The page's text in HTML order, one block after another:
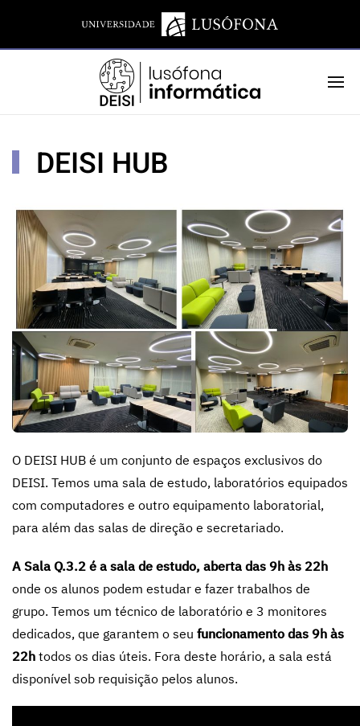
DEISI HUB
O DEISI HUB é um conjunto de espaços exclusivos do
DEISI. Temos uma sala de estudo, laboratórios equipados
com computadores e outro equipamento laboratorial,
para além das salas de direção e secretariado.
A Sala Q.3.2 é a sala de estudo, aberta das 9h às 22h
onde os alunos podem estudar e fazer trabalhos de
grupo. Temos um técnico de laboratório e 3 monitores
dedicados, que garantem o seu funcionamento das 9h às
22h todos os dias úteis. Fora deste horário, a sala está
disponível sob requisição pelos alunos.